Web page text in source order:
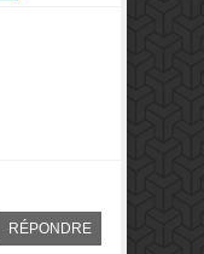
RÉPONDRE